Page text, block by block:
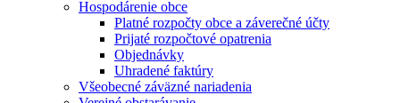
Hospodárenie obce
Platné rozpočty obce a záverečné účty
Prijaté rozpočtové opatrenia
Objednávky
Uhradené faktúry
Všeobecné záväzné nariadenia